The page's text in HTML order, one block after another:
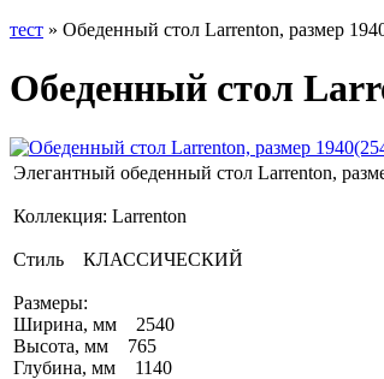
тест » Обеденный стол Larrenton, размер
Обеденный стол
Элегантный обеденный стол Larrenton,
Коллекция: Larrenton
Стиль КЛАССИЧЕСКИЙ
Размеры:
Ширина, мм 2540
Высота, мм 765
Глубина, мм 1140